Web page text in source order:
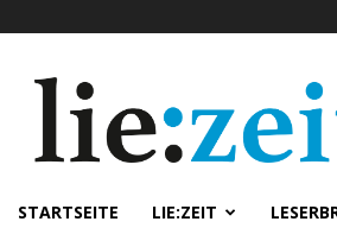
STARTSEITE LIE:ZEIT